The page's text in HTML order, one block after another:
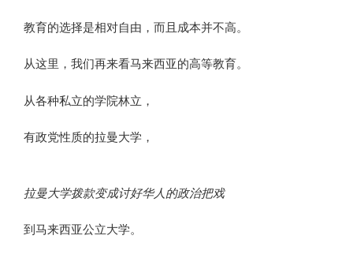
教育的选择是相对自由，而且成本并不高。
从这里，我们再来看马来西亚的高等教育。
从各种私立的学院林立，
有政党性质的拉曼大学，
拉曼大学拨款变成讨好华人的政治把戏
到马来西亚公立大学。